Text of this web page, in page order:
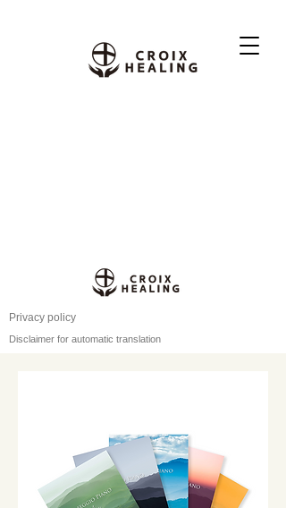
Privacy policy
Disclaimer for automatic translation